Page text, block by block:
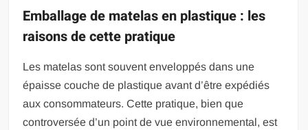
Emballage de matelas en plastique : les
raisons de cette pratique
Les matelas sont souvent enveloppés dans une
épaisse couche de plastique avant d’être expédiés
aux consommateurs. Cette pratique, bien que
controversée d’un point de vue environnemental, est